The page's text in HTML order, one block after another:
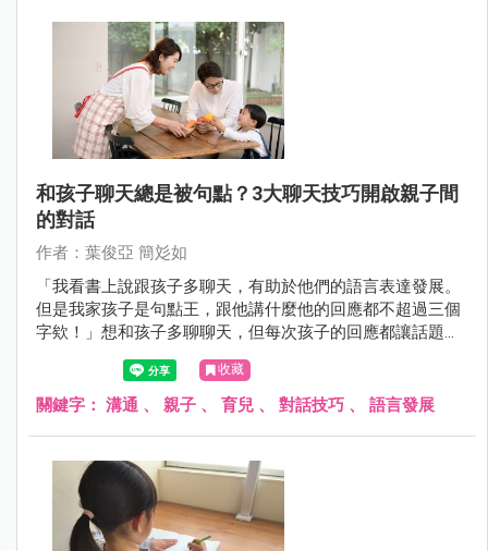
和孩子聊天總是被句點？3大聊天技巧開啟親子間
的對話
作者：葉俊亞 簡彣如
「我看書上說跟孩子多聊天，有助於他們的語言表達發展。
但是我家孩子是句點王，跟他講什麼他的回應都不超過三個
字欸！」想和孩子多聊聊天，但每次孩子的回應都讓話題無
法延伸下去，總是草草結束。其實跟孩子聊天沒有那麼困
難，只要掌握3大聊天技巧就能開啟話題，加深你們的親子
關係喔！
收藏
關鍵字： 溝通 、 親子 、 育兒 、 對話技巧 、 語言發展